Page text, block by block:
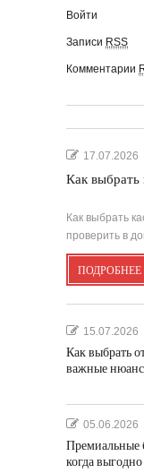
Войти
Записи RSS
Комментарии
17.07.2026
Как выбрать
Как выбрать
проверить в
ПОДРОБНЕЕ
15.07.2026
Как выбрать
важные
05.06.2026
Премиальные
когда выгодно